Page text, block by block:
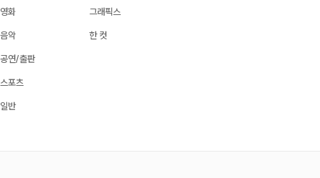
영화
음악
공연/출판
스포츠
일반
그래픽스
한 컷